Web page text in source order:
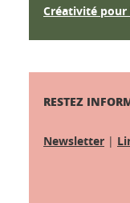
Créativité
RESTEZ
Newsletter |